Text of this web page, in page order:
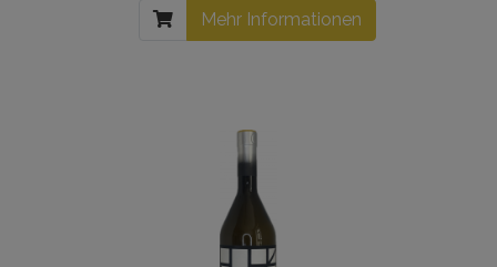
Mehr Informationen